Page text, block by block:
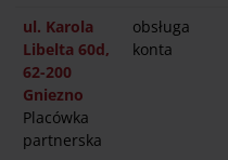
ul. Karola
Libelta 60d,
62-200
Gniezno
Placówka
partnerska
obsługa
konta